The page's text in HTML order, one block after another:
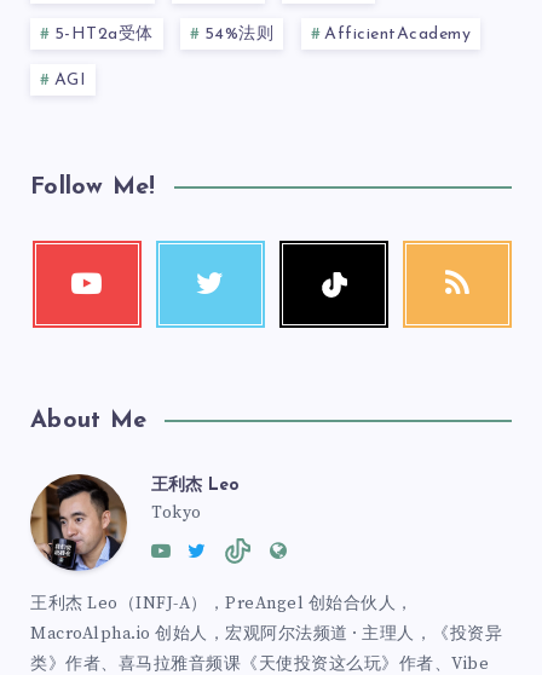
5-HT2a受体 54%法则 AfficientAcademy
AGI
Follow Me!
About Me
王利杰 Leo
Tokyo
王利杰 Leo（INFJ-A），PreAngel 创始合伙人，
MacroAlpha.io 创始人，宏观阿尔法频道 · 主理人，《投资异
类》作者、喜马拉雅音频课《天使投资这么玩》作者、Vibe